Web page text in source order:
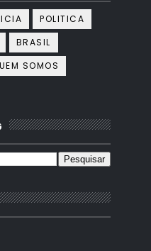
POLITICA
BRASIL
SOMOS